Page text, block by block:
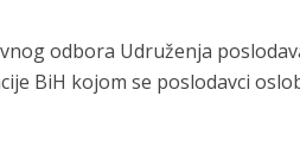
odbora Udruženja
BiH kojom se poslodavci